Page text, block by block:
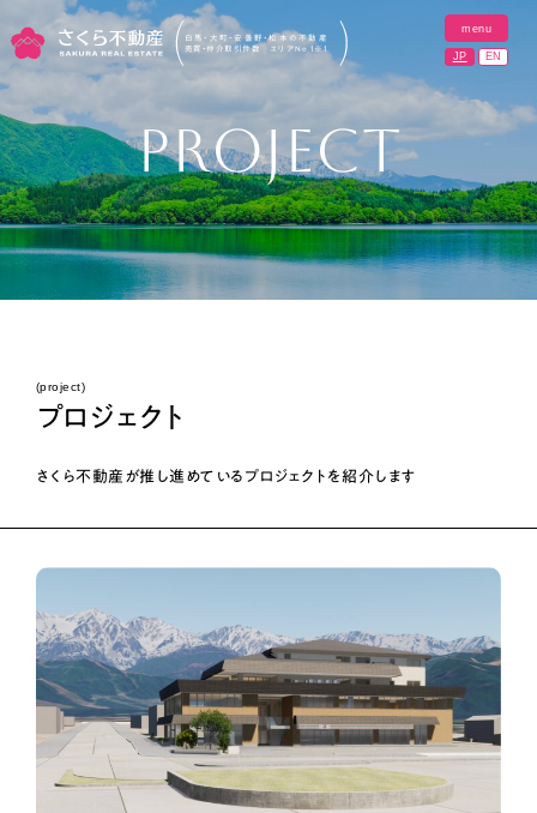
白馬・大町・安曇野・松本の不動産
売買・仲介取引件数 エリアNo.1※1
menu
JP EN
close
ホーム
物件
地域の魅力
プロジェクト
お知らせ
物件サイト（白馬）
物件サイト（大町）
PROJECT
(project)
プロジェクト
さくら不動産が推し進めているプロジェクトを紹介します